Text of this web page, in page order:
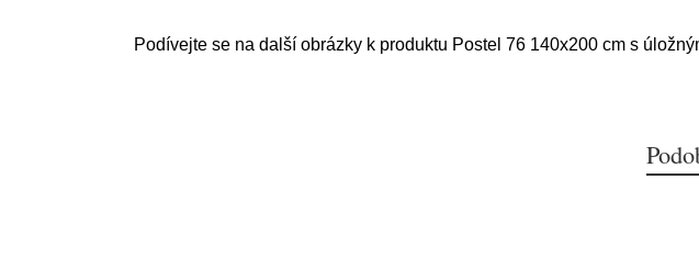
Podívejte se na další obrázky k produktu Postel 76 140x200 cm s